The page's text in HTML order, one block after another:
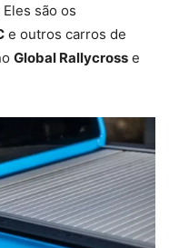
Eles são os
e outros carros de
Global Rallycross e